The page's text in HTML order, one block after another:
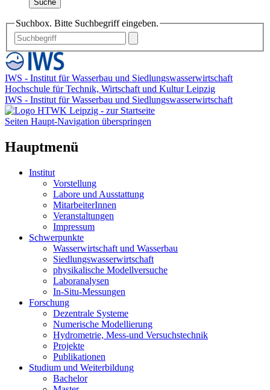
Suche
Suchbox. Bitte Suchbegriff eingeben.
IWS - Institut für Wasserbau und Siedlungswasserwirtschaft
Hochschule für Technik, Wirtschaft und Kultur Leipzig
IWS - Institut für Wasserbau und Siedlungswasserwirtschaft
Seiten Haupt-Navigation überspringen
Hauptmenü
Institut
Vorstellung
Labore und Ausstattung
MitarbeiterInnen
Veranstaltungen
Impressum
Schwerpunkte
Wasserwirtschaft und Wasserbau
Siedlungswasserwirtschaft
physikalische Modellversuche
Laboranalysen
In-Situ-Messungen
Forschung
Dezentrale Systeme
Numerische Modellierung
Hydrometrie, Mess-und Versuchstechnik
Projekte
Publikationen
Studium und Weiterbildung
Bachelor